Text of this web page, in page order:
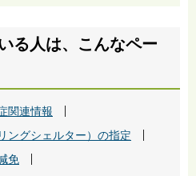
る人は、こんなペー
関連情報
ングシェルター）の指定
免